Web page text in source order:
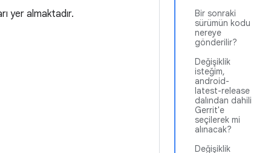
Bir sonraki
sürümün kodu
nereye
gönderilir?
Değişiklik
isteğim,
android-
latest-release
dalından dahili
Gerrit'e
seçilerek mi
alınacak?
Değişiklik
yer almaktadır.